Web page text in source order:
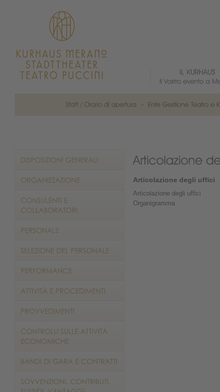
Articolazione degli uffici
Articolazione degli uffici
Organigramma